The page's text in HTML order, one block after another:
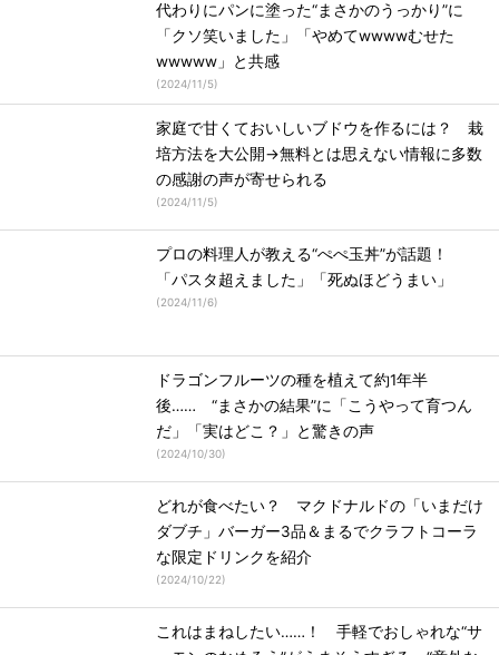
代わりにパンに塗った“まさかのうっかり”に
「クソ笑いました」「やめてwwwwむせた
wwwww」と共感
(2024/11/5)
家庭で甘くておいしいブドウを作るには？ 栽
培方法を大公開→無料とは思えない情報に多数
の感謝の声が寄せられる
(2024/11/5)
プロの料理人が教える“ぺぺ玉丼”が話題！
「パスタ超えました」「死ぬほどうまい」
(2024/11/6)
ドラゴンフルーツの種を植えて約1年半
後…… “まさかの結果”に「こうやって育つん
だ」「実はどこ？」と驚きの声
(2024/10/30)
どれが食べたい？ マクドナルドの「いまだけ
ダブチ」バーガー3品＆まるでクラフトコーラ
な限定ドリンクを紹介
(2024/10/22)
これはまねしたい……！ 手軽でおしゃれな“サ